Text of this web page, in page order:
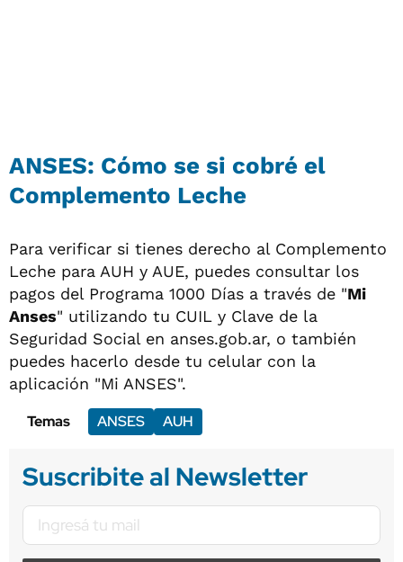
ANSES: Cómo se si cobré el
Complemento Leche
Para verificar si tienes derecho al Complemento
Leche para AUH y AUE, puedes consultar los
pagos del Programa 1000 Días a través de "Mi
Anses" utilizando tu CUIL y Clave de la
Seguridad Social en anses.gob.ar, o también
puedes hacerlo desde tu celular con la
aplicación "Mi ANSES".
Temas
ANSES AUH
Suscribite al Newsletter